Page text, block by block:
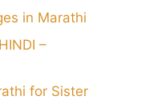
in Marathi
–
for Sister